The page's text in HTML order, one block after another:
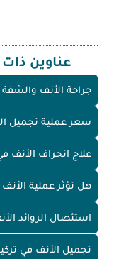
عناوين
جراحة الأنف
سعر عملية تجميل
علاج انحراف الأنف
هل تؤثر عملية
استئصال الزوائد
تجميل الأنف في